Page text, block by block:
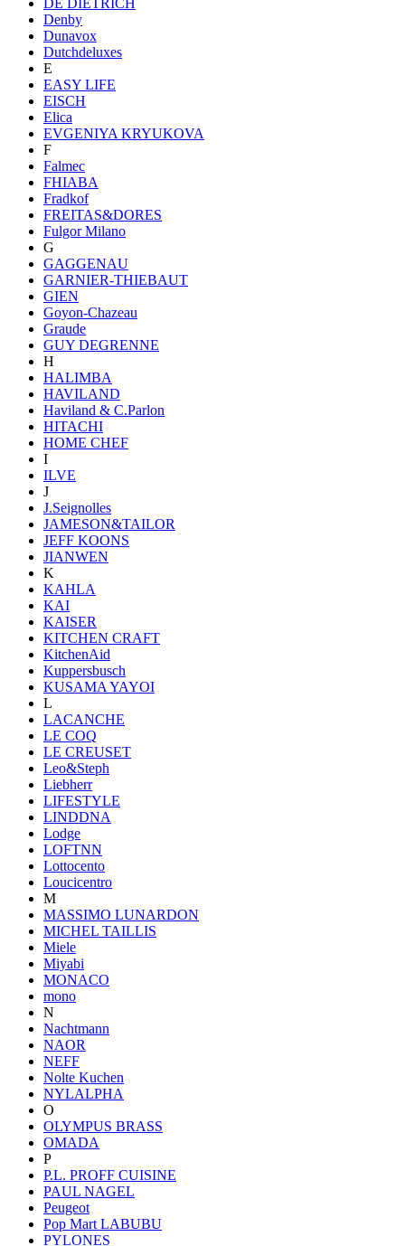
Denby
Dunavox
Dutchdeluxes
E
EASY LIFE
EISCH
Elica
EVGENIYA KRYUKOVA
F
Falmec
FHIABA
Fradkof
FREITAS&DORES
Fulgor Milano
G
GAGGENAU
GARNIER-THIEBAUT
GIEN
Goyon-Chazeau
Graude
GUY DEGRENNE
H
HALIMBA
HAVILAND
Haviland & C.Parlon
HITACHI
HOME CHEF
I
ILVE
J
J.Seignolles
JAMESON&TAILOR
JEFF KOONS
JIANWEN
K
KAHLA
KAI
KAISER
KITCHEN CRAFT
KitchenAid
Kuppersbusch
KUSAMA YAYOI
L
LACANCHE
LE COQ
LE CREUSET
Leo&Steph
Liebherr
LIFESTYLE
LINDDNA
Lodge
LOFTNN
Lottocento
Loucicentro
M
MASSIMO LUNARDON
MICHEL TAILLIS
Miele
Miyabi
MONACO
mono
N
Nachtmann
NAOR
NEFF
Nolte Kuchen
NYLALPHA
O
OLYMPUS BRASS
OMADA
P
P.L. PROFF CUISINE
PAUL NAGEL
Peugeot
Pop Mart LABUBU
PYLONES